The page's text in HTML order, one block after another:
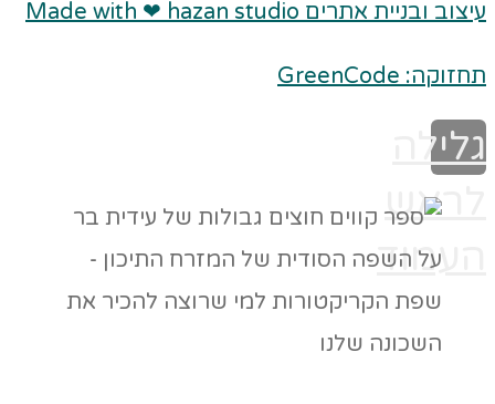
עיצוב ובניית אתרים Made with ❤ hazan studio
תחזוקה: GreenCode
גלילה
לראש
העמוד